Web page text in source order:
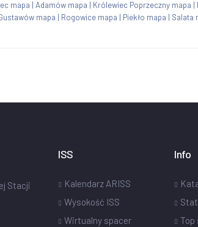
mapa | Adamów mapa | Królewiec Poprzeczny mapa |
mapa | Rogowice mapa | Piekło mapa | Salata
Stacji
ISS
Kalendarz ARISS
Wysokość ISS
Wirtualny spacer
Info